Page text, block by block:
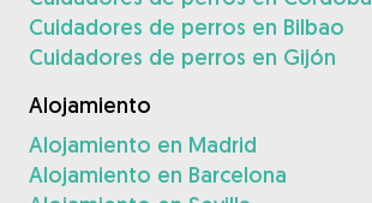
Cuidadores de perros en Bilbao
Cuidadores de perros en Gijón
Alojamiento
Alojamiento en Madrid
Alojamiento en Barcelona